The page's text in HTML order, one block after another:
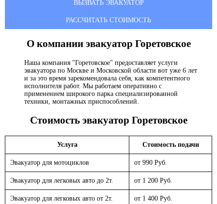
ВЫЗВАТЬ ЭВАКУАТОР
РАССЧИТАТЬ СТОИМОСТЬ
О компании эвакуатор Горетовское
Наша компания "Горетовское" предоставляет услуги
эвакуатора по Москве и Московской области вот уже 6 лет
и за это время зарекомендовала себя, как компетентного
исполнителя работ. Мы работаем оперативно с
применением широкого парка специализированной
техники, монтажных приспособлений.
Стоимость эвакуатор Горетовское
Услуга Стоимость подачи
Эвакуатор для мотоциклов от 990 Руб.
Эвакуатор для легковых авто до 2т. от 1 200 Руб.
Эвакуатор для легковых авто от 2т. от 1 400 Руб.